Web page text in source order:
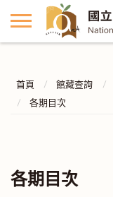
首頁 館藏查詢
各期目次
各期目次